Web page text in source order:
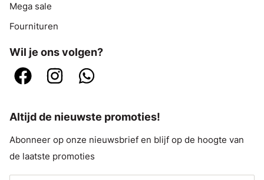
Mega sale
Fournituren
Wil je ons volgen?
Altijd de nieuwste promoties!
Abonneer op onze nieuwsbrief en blijf op de hoogte van
de laatste promoties